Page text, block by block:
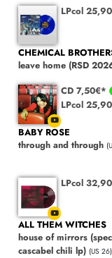
LPcol
CHEMICAL
leave home (RSD
CD 7,50€*
LPcol
BABY ROSE
through and through
LPcol
ALL THEM WITCHES
house of mirrors
cascabel chili lp) (US 26)